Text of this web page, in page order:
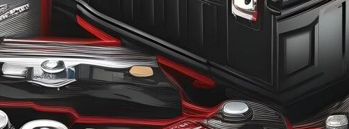
60 امپر
70 امپر بلند L
پاسارگاد(لیدر)
وایا